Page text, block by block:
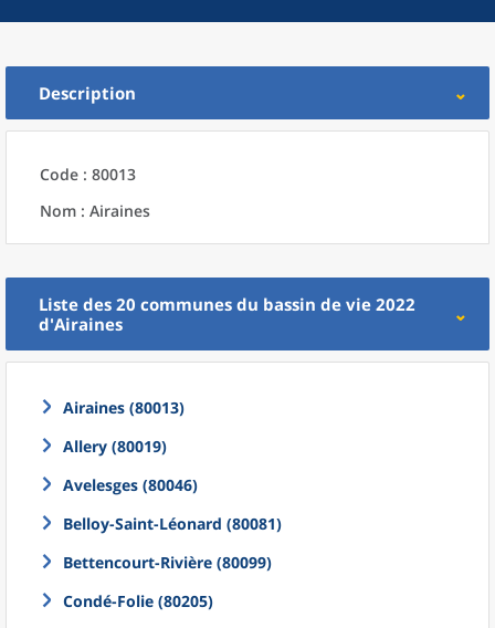
Description
Code : 80013
Nom : Airaines
Liste des 20 communes du bassin de vie 2022
d'Airaines
Airaines (80013)
Allery (80019)
Avelesges (80046)
Belloy-Saint-Léonard (80081)
Bettencourt-Rivière (80099)
Condé-Folie (80205)